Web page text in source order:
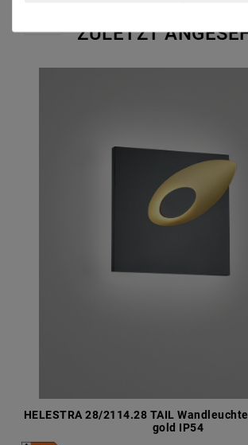
ZULETZT
HELESTRA 28/2114.28 TAIL
gold IP54